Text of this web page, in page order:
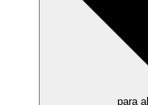
para